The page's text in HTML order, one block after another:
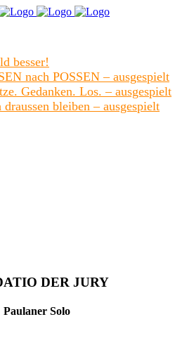
besser!
nach POSSEN – ausgespielt
Gedanken. Los. – ausgespielt
draussen bleiben – ausgespielt
DER JURY
Paulaner Solo